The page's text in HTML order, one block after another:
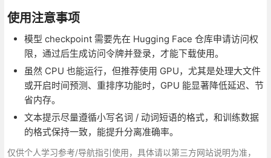
使用注意事项
模型 checkpoint 需要先在 Hugging Face 仓库申请访问权
限，通过后生成访问令牌并登录，才能下载使用。
虽然 CPU 也能运行，但推荐使用 GPU，尤其是处理大文件
或开启时间预测、重排序功能时，GPU 能显著降低延迟、节
省内存。
文本提示尽量遵循小写名词 / 动词短语的格式，和训练数据
的格式保持一致，能提升分离准确率。
仅供个人学习参考/导航指引使用，具体请以第三方网站说明为准，